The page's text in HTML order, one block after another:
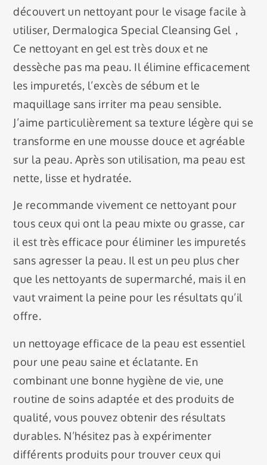
découvert un nettoyant pour le visage facile à
utiliser, Dermalogica Special Cleansing Gel，
Ce nettoyant en gel est très doux et ne
dessèche pas ma peau. Il élimine efficacement
les impuretés, l’excès de sébum et le
maquillage sans irriter ma peau sensible.
J’aime particulièrement sa texture légère qui se
transforme en une mousse douce et agréable
sur la peau. Après son utilisation, ma peau est
nette, lisse et hydratée.
Je recommande vivement ce nettoyant pour
tous ceux qui ont la peau mixte ou grasse, car
il est très efficace pour éliminer les impuretés
sans agresser la peau. Il est un peu plus cher
que les nettoyants de supermarché, mais il en
vaut vraiment la peine pour les résultats qu’il
offre.
un nettoyage efficace de la peau est essentiel
pour une peau saine et éclatante. En
combinant une bonne hygiène de vie, une
routine de soins adaptée et des produits de
qualité, vous pouvez obtenir des résultats
durables. N’hésitez pas à expérimenter
différents produits pour trouver ceux qui